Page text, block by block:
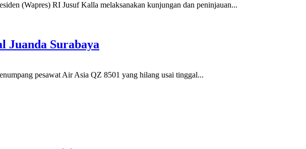
(Wapres) RI Jusuf Kalla melaksanakan kunjungan dan peninjauan...
Juanda Surabaya
pesawat Air Asia QZ 8501 yang hilang usai tinggal...